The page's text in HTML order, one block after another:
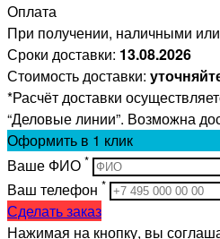
Оплата
При получении, наличными или
Сроки доставки: 13.08.2026
Стоимость доставки:
*Расчёт доставки
“Деловые линии”. Возможна
Оформить в 1 клик
Ваше ФИО *
Ваш телефон *
Сделать заказ
Нажимая на кнопку, вы